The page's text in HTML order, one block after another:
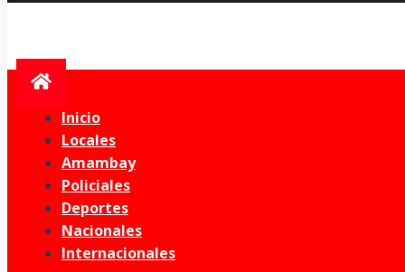
Inicio
Locales
Amambay
Policiales
Deportes
Nacionales
Internacionales